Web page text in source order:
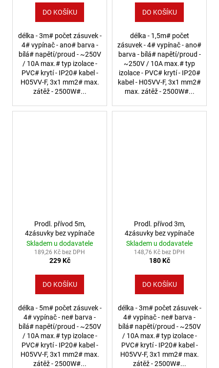
DO KOŠÍKU
délka - 3m# počet zásuvek -
4# vypínač - ano# barva -
bílá# napětí/proud - ~250V
/ 10A max.# typ izolace -
PVC# krytí - IP20# kabel -
H05VV-F, 3x1 mm2# max.
zátěž - 2500W#...
DO KOŠÍKU
délka - 1,5m# počet
zásuvek - 4# vypínač - ano#
barva - bílá# napětí/proud -
~250V / 10A max.# typ
izolace - PVC# krytí - IP20#
kabel - H05VV-F, 3x1 mm2#
max. zátěž - 2500W#...
Prodl. přívod 5m,
4zásuvky bez vypínače
Skladem u dodavatele
189,26 Kč bez DPH
229 Kč
DO KOŠÍKU
délka - 5m# počet zásuvek -
4# vypínač - ne# barva -
bílá# napětí/proud - ~250V
/ 10A max.# typ izolace -
PVC# krytí - IP20# kabel -
H05VV-F, 3x1 mm2# max.
zátěž - 2500W#...
Prodl. přívod 3m,
4zásuvky bez vypínače
Skladem u dodavatele
148,76 Kč bez DPH
180 Kč
DO KOŠÍKU
délka - 3m# počet zásuvek -
4# vypínač - ne# barva -
bílá# napětí/proud - ~250V
/ 10A max.# typ izolace -
PVC# krytí - IP20# kabel -
H05VV-F, 3x1 mm2# max.
zátěž - 2500W#...